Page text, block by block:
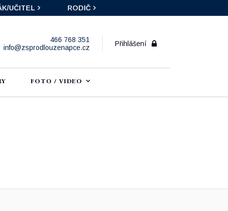
UČITEL RODIČ
Přihlášení
466 768 351
info@zsprodlouzenapce.cz
FOTO / VIDEO